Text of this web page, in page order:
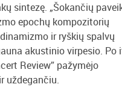
sintezę. „Šokančių
epochų kompozitorių
ir ryškių spalvų
akustinio virpesio. Po
Review” pažymėjo
uždegančiu.